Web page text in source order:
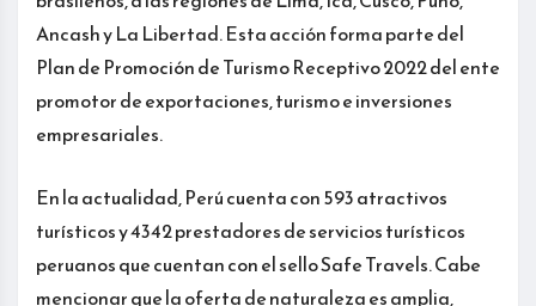
Ancash y La Libertad. Esta acción forma parte del
Plan de Promoción de Turismo Receptivo 2022 del ente
promotor de exportaciones, turismo e inversiones
empresariales.
En la actualidad, Perú cuenta con 593 atractivos
turísticos y 4342 prestadores de servicios turísticos
peruanos que cuentan con el sello Safe Travels. Cabe
mencionar que la oferta de naturaleza es amplia,